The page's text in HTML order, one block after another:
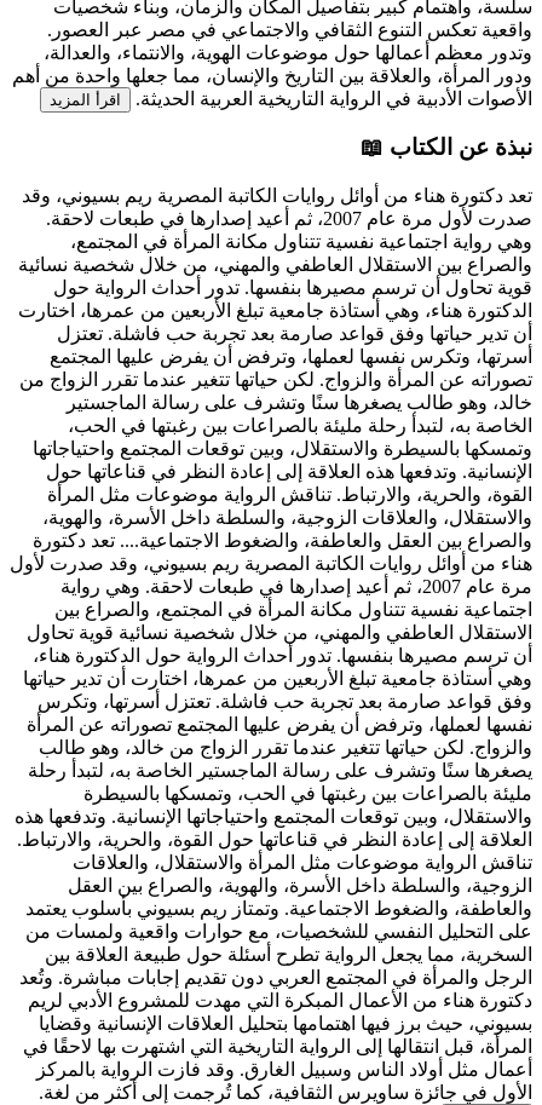
سلسة، واهتمام كبير بتفاصيل المكان والزمان، وبناء شخصيات
واقعية تعكس التنوع الثقافي والاجتماعي في مصر عبر العصور.
وتدور معظم أعمالها حول موضوعات الهوية، والانتماء، والعدالة،
ودور المرأة، والعلاقة بين التاريخ والإنسان، مما جعلها واحدة من أهم
الأصوات الأدبية في الرواية التاريخية العربية الحديثة.
اقرأ المزيد
نبذة عن الكتاب 📖
تعد دكتورة هناء من أوائل روايات الكاتبة المصرية ريم بسيوني، وقد
صدرت لأول مرة عام 2007، ثم أعيد إصدارها في طبعات لاحقة.
وهي رواية اجتماعية نفسية تتناول مكانة المرأة في المجتمع،
والصراع بين الاستقلال العاطفي والمهني، من خلال شخصية نسائية
قوية تحاول أن ترسم مصيرها بنفسها. تدور أحداث الرواية حول
الدكتورة هناء، وهي أستاذة جامعية تبلغ الأربعين من عمرها، اختارت
أن تدير حياتها وفق قواعد صارمة بعد تجربة حب فاشلة. تعتزل
أسرتها، وتكرس نفسها لعملها، وترفض أن يفرض عليها المجتمع
تصوراته عن المرأة والزواج. لكن حياتها تتغير عندما تقرر الزواج من
خالد، وهو طالب يصغرها سنًا وتشرف على رسالة الماجستير
الخاصة به، لتبدأ رحلة مليئة بالصراعات بين رغبتها في الحب،
وتمسكها بالسيطرة والاستقلال، وبين توقعات المجتمع واحتياجاتها
الإنسانية. وتدفعها هذه العلاقة إلى إعادة النظر في قناعاتها حول
القوة، والحرية، والارتباط. تناقش الرواية موضوعات مثل المرأة
والاستقلال، والعلاقات الزوجية، والسلطة داخل الأسرة، والهوية،
والصراع بين العقل والعاطفة، والضغوط الاجتماعية.... تعد دكتورة
هناء من أوائل روايات الكاتبة المصرية ريم بسيوني، وقد صدرت لأول
مرة عام 2007، ثم أعيد إصدارها في طبعات لاحقة. وهي رواية
اجتماعية نفسية تتناول مكانة المرأة في المجتمع، والصراع بين
الاستقلال العاطفي والمهني، من خلال شخصية نسائية قوية تحاول
أن ترسم مصيرها بنفسها. تدور أحداث الرواية حول الدكتورة هناء،
وهي أستاذة جامعية تبلغ الأربعين من عمرها، اختارت أن تدير حياتها
وفق قواعد صارمة بعد تجربة حب فاشلة. تعتزل أسرتها، وتكرس
نفسها لعملها، وترفض أن يفرض عليها المجتمع تصوراته عن المرأة
والزواج. لكن حياتها تتغير عندما تقرر الزواج من خالد، وهو طالب
يصغرها سنًا وتشرف على رسالة الماجستير الخاصة به، لتبدأ رحلة
مليئة بالصراعات بين رغبتها في الحب، وتمسكها بالسيطرة
والاستقلال، وبين توقعات المجتمع واحتياجاتها الإنسانية. وتدفعها هذه
العلاقة إلى إعادة النظر في قناعاتها حول القوة، والحرية، والارتباط.
تناقش الرواية موضوعات مثل المرأة والاستقلال، والعلاقات
الزوجية، والسلطة داخل الأسرة، والهوية، والصراع بين العقل
والعاطفة، والضغوط الاجتماعية. وتمتاز ريم بسيوني بأسلوب يعتمد
على التحليل النفسي للشخصيات، مع حوارات واقعية ولمسات من
السخرية، مما يجعل الرواية تطرح أسئلة حول طبيعة العلاقة بين
الرجل والمرأة في المجتمع العربي دون تقديم إجابات مباشرة. وتُعد
دكتورة هناء من الأعمال المبكرة التي مهدت للمشروع الأدبي لريم
بسيوني، حيث برز فيها اهتمامها بتحليل العلاقات الإنسانية وقضايا
المرأة، قبل انتقالها إلى الرواية التاريخية التي اشتهرت بها لاحقًا في
أعمال مثل أولاد الناس وسبيل الغارق. وقد فازت الرواية بالمركز
الأول في جائزة ساويرس الثقافية، كما تُرجمت إلى أكثر من لغة.